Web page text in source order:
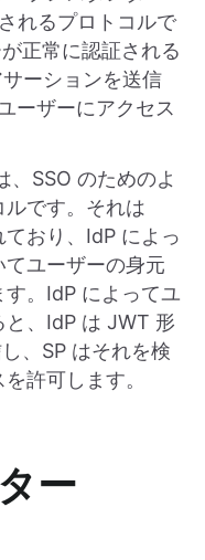
れるプロトコルで
正常に認証される
ーションを送信
ーザーにアクセス
SSO のためのよ
ルです。それは
おり、IdP によっ
ユーザーの身元
。IdP によってユ
と、IdP は JWT 形
、SP はそれを検
許可します。
ー